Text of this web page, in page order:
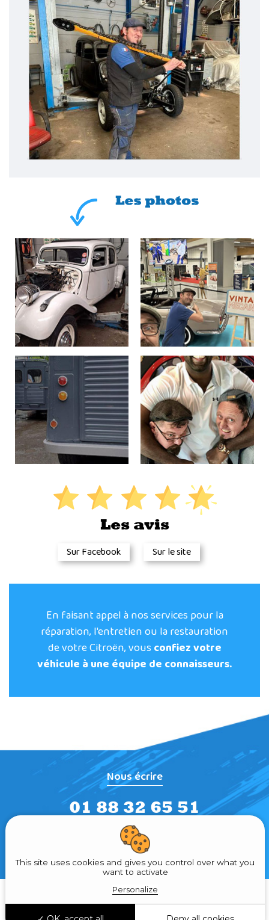
Les avis
Sur Facebook Sur le site
En faisant appel à nos services pour la
réparation, l'entretien ou la restauration
de votre Citroën, vous confiez votre
véhicule à une équipe de connaisseurs.
Nous écrire
01 88 32 65 51
5 ter avenue de la Sablière -
94450 Limeil-Brévannes
Plan du site Mentions légales
This site uses cookies and gives you control over what you
want to activate
Personalize